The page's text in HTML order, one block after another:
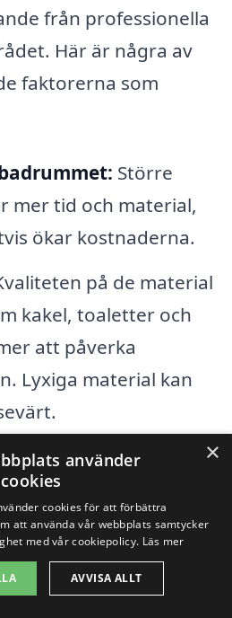
från professionella
Här är några av
faktorerna som
Större
mer tid och material,
ökar kostnaderna.
på de material
kakel, toaletter och
att påverka
Lyxiga material kan
för
beroende på
och kompetens,
du väljer för
i Viby.
×
använder
cookies
cookies för att förbättra
att använda vår webbplats samtycker
med vår cookiepolicy. Läs mer
AVVISA ALLT